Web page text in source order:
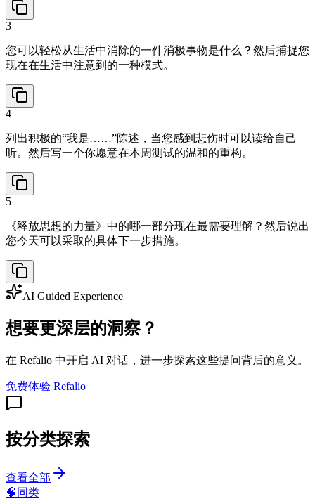
3
您可以轻松从生活中消除的一件消极事物是什么？然后捕捉您
现在在生活中注意到的一种模式。
4
列出积极的“我是……”陈述，当您感到悲伤时可以读给自己
听。然后写一个你愿意在本周测试的温和的重构。
5
《释放思想的力量》中的哪一部分现在最需要理解？然后说出
您今天可以采取的具体下一步措施。
AI Guided Experience
想要更深层的洞察？
在 Refalio 中开启 AI 对话，进一步探索这些提问背后的意义。
免费体验 Refalio
按分类探索
查看全部
🧠 同类